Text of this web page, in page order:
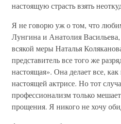
настоящую страсть взять
Я не говорю уж о том, что
Лунгина и Анатолия
всякой меры Наталья
представитель все того же
настоящая». Она делает все,
настоящей актрисе. Но тот
профессионализм только
прощения. Я никого не хочу